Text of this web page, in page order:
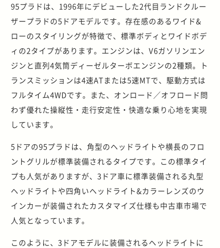
95プラドは、1996年にデビューした2代目ランドクルー
ザープラドの5ドアモデルです。存在感のあるワイド&
ローのスタイリングが特徴で、標準ボディとワイドボデ
ィの2タイプがあります。エンジンは、V6ガソリンエン
ジンと直列4気筒ディーゼルターボエンジンの2種類。ト
ランスミッションは4速ATまたは5速MTで、駆動方式は
フルタイム4WDです。また、オンロード／オフロード問
わず優れた操縦性・走行安定性・快適な乗り心地を実現
しています。
5ドアの95プラドは、角型のヘッドライトや横長のフロ
ントグリルが標準装備されるタイプです。この標準タイ
プも人気がありますが、3ドア車に標準装備される丸型
ヘッドライトや四角いヘッドライト&カラーレンズのウ
インカーが装備されたカスタマイズ仕様も中古車市場で
人気となっています。
このように、3ドアモデルに装備されるヘッドライトに